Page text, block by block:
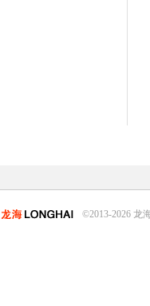
©2013-2026 龙